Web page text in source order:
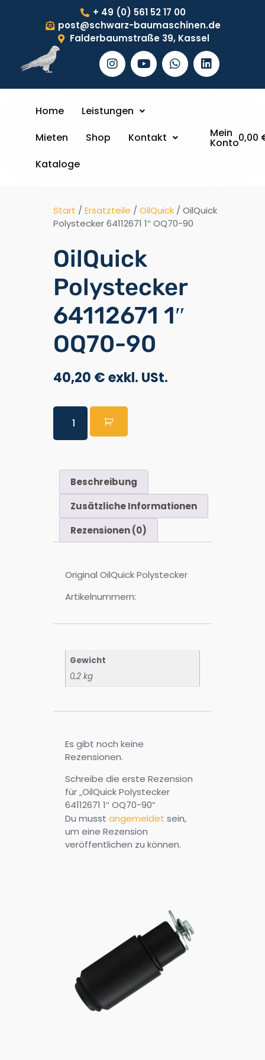
+ 49 (0) 561 52 17 00
post@schwarz-baumaschinen.de
Falderbaumstraße 39, Kassel
Home
Leistungen
Mieten
Shop
Kontakt
Kataloge
Mein
Konto0,00
Start / Ersatzteile / OilQuick / OilQuick
Polystecker 64112671 1″ OQ70-90
OilQuick
Polystecker
64112671 1″
OQ70-90
40,20 €
Beschreibung
Zusätzliche Informationen
Rezensionen (0)
Original OilQuick Polystecker
Artikelnummern:
Gewicht
0,2 kg
Es gibt noch keine
Rezensionen.
Schreibe die erste Rezension
für „OilQuick Polystecker
64112671 1″ OQ70-90“
Du musst angemeldet sein,
um eine Rezension
veröffentlichen zu können.